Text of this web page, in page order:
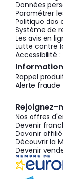
Données
Paramétrer
Politique des
Système de
Les avis en
Lutte contre
Accessibilité
Rappel
Alerte fraude
Rejoignez-
Nos offres
Devenir
Devenir
Découvrir la
Devenir